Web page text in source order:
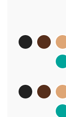
black
black